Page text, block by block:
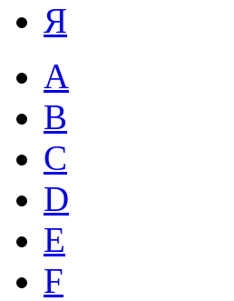
Я
A
B
C
D
E
F